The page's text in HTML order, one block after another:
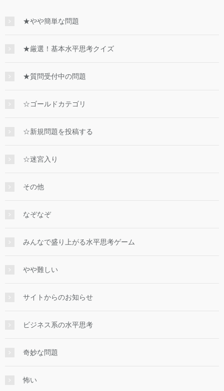
★やや簡単な問題
★厳選！基本水平思考クイズ
★質問受付中の問題
☆ゴールドカテゴリ
☆新規問題を投稿する
☆迷宮入り
その他
なぞなぞ
みんなで盛り上がる水平思考ゲーム
やや難しい
サイトからのお知らせ
ビジネス系の水平思考
奇妙な問題
怖い